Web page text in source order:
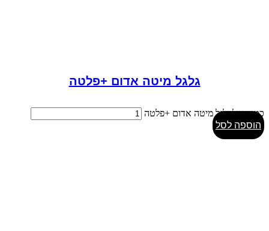
גלגל מיטה אדום +פלטה
כמות של גלגל מיטה אדום +פלטה
הוספה לסל